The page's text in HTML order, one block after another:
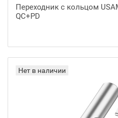
Переходник с кольцом
QC+PD
Нет в наличии